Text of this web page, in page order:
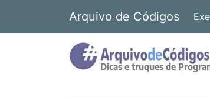
Arquivo de Códigos